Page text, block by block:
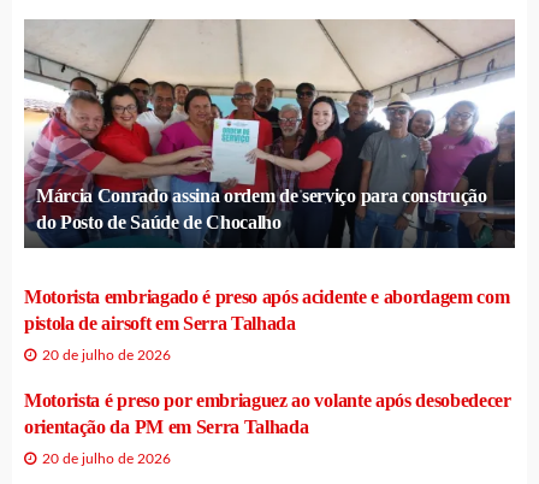
Márcia Conrado assina ordem de serviço para construção
do Posto de Saúde de Chocalho
Motorista embriagado é preso após acidente e abordagem com
pistola de airsoft em Serra Talhada
20 de julho de 2026
Motorista é preso por embriaguez ao volante após desobedecer
orientação da PM em Serra Talhada
20 de julho de 2026